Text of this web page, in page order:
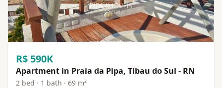
R$ 590K
Apartment in Praia da Pipa, Tibau do Sul - RN
2 bed · 1 bath · 69 m²